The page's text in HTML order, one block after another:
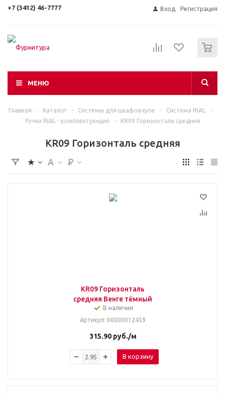
+7 (3412) 46-7777 Вход Регистрация
МЕНЮ
Главная - Каталог - Системы для шкафов купе - Система RIAL
-
Ручки RIAL - комплектующие
- KR09 Горизонталь средняя
KR09 Горизонталь средняя
KR09 Горизонталь
средняя Венге тёмный
В наличии
Артикул: 00000012459
315.90руб./м
В корзину